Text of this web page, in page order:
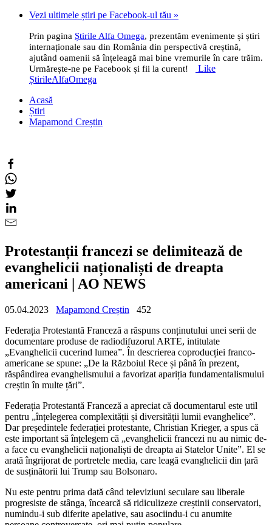
Vezi ultimele știri pe Facebook-ul tău »
Prin pagina Știrile Alfa Omega, prezentăm evenimente și știri
internaționale sau din România din perspectivă creștină,
ajutând oamenii să înțeleagă mai bine vremurile în care trăim.
Urmărește-ne pe Facebook și fii la curent!
Like
ȘtirileAlfaOmega
Acasă
Știri
Mapamond Creștin
Protestanții francezi se delimitează de
evanghelicii naționaliști de dreapta
americani | AO NEWS
05.04.2023 Mapamond Creștin
452
Federația Protestantă Franceză a răspuns conținutului unei serii de
documentare produse de radiodifuzorul ARTE, intitulate
„Evanghelicii cucerind lumea”. În descrierea coproducției franco-
americane se spune: „De la Războiul Rece și până în prezent,
răspândirea evanghelismului a favorizat apariția fundamentalismului
creștin în multe țări”.
Federația Protestantă Franceză a apreciat că documentarul este util
pentru „înțelegerea complexității și diversității lumii evanghelice”.
Dar președintele federației protestante, Christian Krieger, a spus că
este important să înțelegem că „evanghelicii francezi nu au nimic de-
a face cu evanghelicii naționaliști de dreapta ai Statelor Unite”. El se
arată îngrijorat de portretele media, care leagă evanghelicii din țară
de susținătorii lui Trump sau Bolsonaro.
Nu este pentru prima dată când televiziuni seculare sau liberale
progresiste de stânga, încearcă să ridiculizeze creștinii conservatori,
numindu-i sub diferite apelative, sau asociindu-i cu anumite